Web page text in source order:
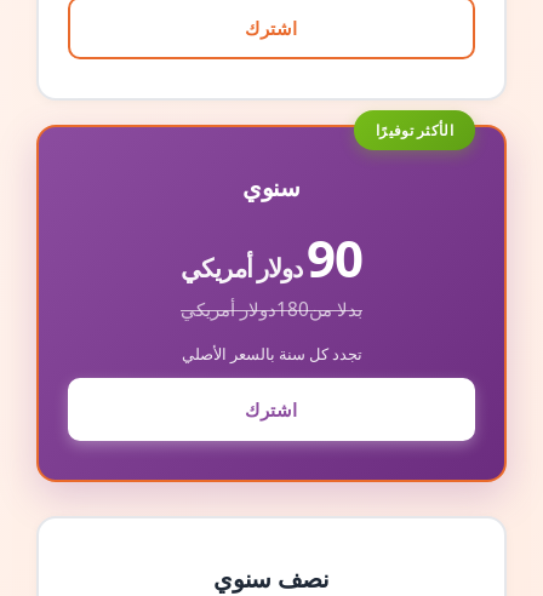
اشترك
الأكثر توفيرًا
سنوي
90دولار أمريكي
بدلا من180دولار أمريكي
تجدد كل سنة بالسعر الأصلي
اشترك
نصف سنوي